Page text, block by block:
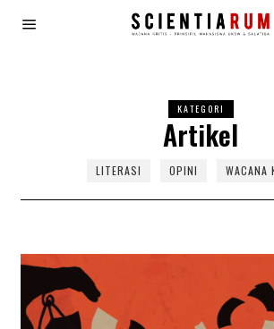
KATEGORI
Artikel
LITERASI OPINI WACANA